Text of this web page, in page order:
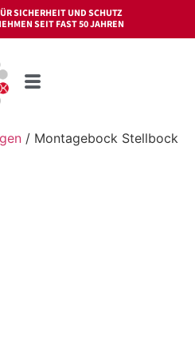
SICHERHEIT UND SCHUTZ
SEIT FAST 50 JAHREN
/ Montagebock Stellbock